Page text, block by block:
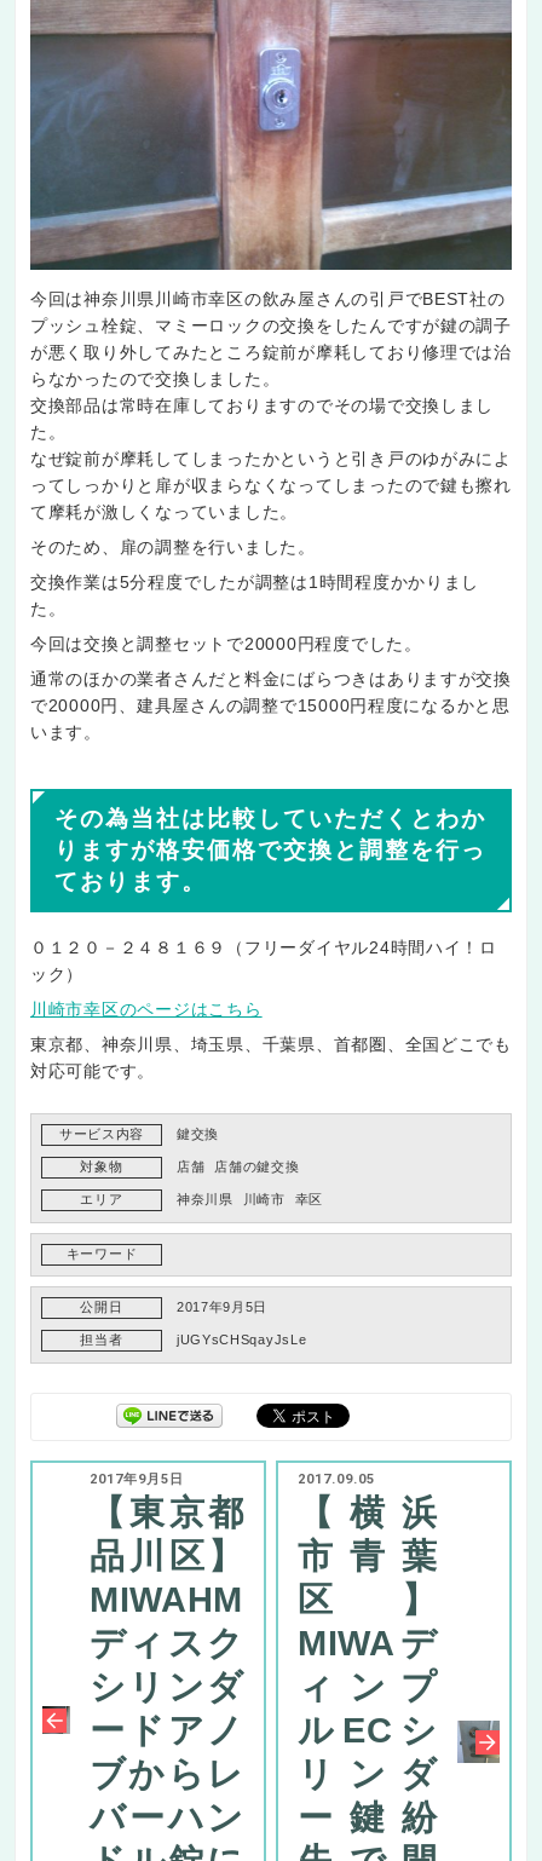
今回は神奈川県川崎市幸区の飲み屋さんの引戸でBEST社の
プッシュ栓錠、マミーロックの交換をしたんですが鍵の調子
が悪く取り外してみたところ錠前が摩耗しており修理では治
らなかったので交換しました。
交換部品は常時在庫しておりますのでその場で交換しまし
た。
なぜ錠前が摩耗してしまったかというと引き戸のゆがみによ
ってしっかりと扉が収まらなくなってしまったので鍵も擦れ
て摩耗が激しくなっていました。
そのため、扉の調整を行いました。
交換作業は5分程度でしたが調整は1時間程度かかりまし
た。
今回は交換と調整セットで20000円程度でした。
通常のほかの業者さんだと料金にばらつきはありますが交換
で20000円、建具屋さんの調整で15000円程度になるかと思
います。
その為当社は比較していただくとわか
りますが格安価格で交換と調整を行っ
ております。
０１２０－２４８１６９（フリーダイヤル24時間ハイ！ロ
ック）
川崎市幸区のページはこちら
東京都、神奈川県、埼玉県、千葉県、首都圏、全国どこでも
対応可能です。
サービス内容 鍵交換
対象物 店舗 店舗の鍵交換
エリア 神奈川県 川崎市 幸区
キーワード
公開日 2017年9月5日
担当者 jUGYsCHSqayJsLe
2017年9月5日
【東京都
品川区】
MIWAHM
ディスク
シリンダ
ードアノ
ブからレ
バーハン
2017.09.05
【横浜
市青葉
区】
MIWAデ
ィンプ
ルECシ
リンダ
ー鍵紛